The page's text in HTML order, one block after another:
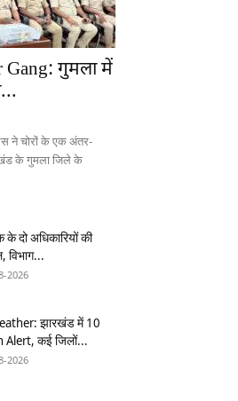
Gang: गुमला में
ने चोरों के एक अंतर-
के गुमला जिले के
दो अधिकारियों की
विभाग...
2026
झारखंड में 10
कई जिलों...
2026